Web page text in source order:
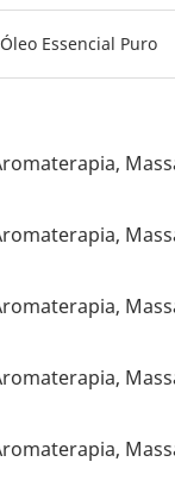
Óleo Essencial Puro